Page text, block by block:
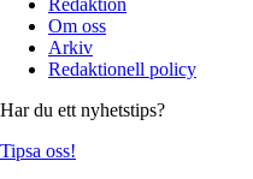
Redaktion
Om oss
Arkiv
Redaktionell policy
Har du ett nyhetstips?
Tipsa oss!